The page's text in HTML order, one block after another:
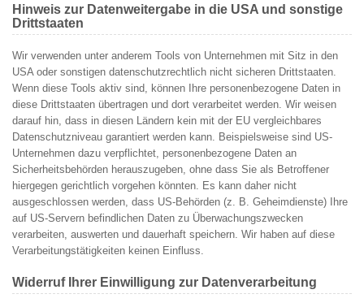
Hinweis zur Datenweitergabe in die USA und sonstige
Drittstaaten
Wir verwenden unter anderem Tools von Unternehmen mit Sitz in den
USA oder sonstigen datenschutzrechtlich nicht sicheren Drittstaaten.
Wenn diese Tools aktiv sind, können Ihre personenbezogene Daten in
diese Drittstaaten übertragen und dort verarbeitet werden. Wir weisen
darauf hin, dass in diesen Ländern kein mit der EU vergleichbares
Datenschutzniveau garantiert werden kann. Beispielsweise sind US-
Unternehmen dazu verpflichtet, personenbezogene Daten an
Sicherheitsbehörden herauszugeben, ohne dass Sie als Betroffener
hiergegen gerichtlich vorgehen könnten. Es kann daher nicht
ausgeschlossen werden, dass US-Behörden (z. B. Geheimdienste) Ihre
auf US-Servern befindlichen Daten zu Überwachungszwecken
verarbeiten, auswerten und dauerhaft speichern. Wir haben auf diese
Verarbeitungstätigkeiten keinen Einfluss.
Widerruf Ihrer Einwilligung zur Datenverarbeitung